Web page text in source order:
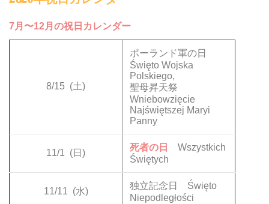
7月〜12月の祝日カレンダー
8/15 (土)
ポーランド軍の日
Święto Wojska
Polskiego,
聖母昇天祭
Wniebowzięcie
Najświętszej Maryi
Panny
11/1 (日)
死者の日
Wszystkich
Świętych
11/11 (水)
独立記念日 Święto
Niepodległości